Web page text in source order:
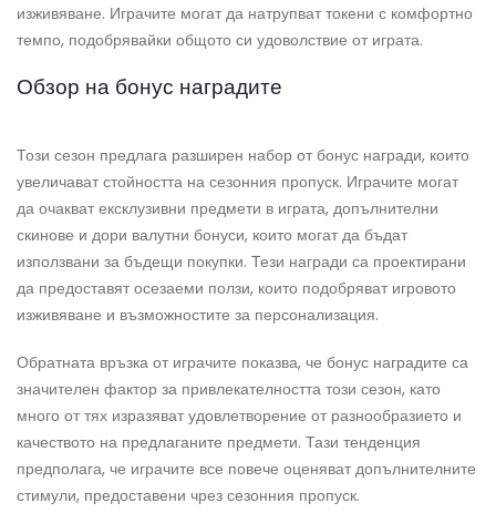
изживяване. Играчите могат да натрупват токени с комфортно
темпо, подобрявайки общото си удоволствие от играта.
Обзор на бонус наградите
Този сезон предлага разширен набор от бонус награди, които
увеличават стойността на сезонния пропуск. Играчите могат
да очакват ексклузивни предмети в играта, допълнителни
скинове и дори валутни бонуси, които могат да бъдат
използвани за бъдещи покупки. Тези награди са проектирани
да предоставят осезаеми ползи, които подобряват игровото
изживяване и възможностите за персонализация.
Обратната връзка от играчите показва, че бонус наградите са
значителен фактор за привлекателността този сезон, като
много от тях изразяват удовлетворение от разнообразието и
качеството на предлаганите предмети. Тази тенденция
предполага, че играчите все повече оценяват допълнителните
стимули, предоставени чрез сезонния пропуск.